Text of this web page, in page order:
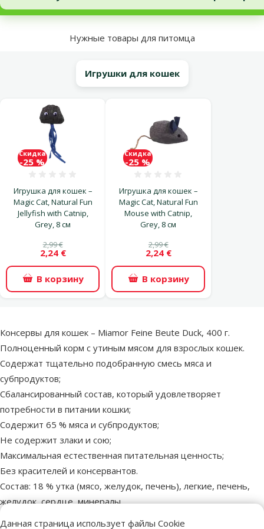
Данная страница использует файлы Cookie
Нужные товары для питомца
Игрушки для кошек
Игрушка для кошек –
Magic Cat, Natural Fun
Jellyfish with Catnip,
Grey, 8 см
2,99 €
2,24 €
Скидка
-25 %
В корзину
Игрушка для кошек –
Magic Cat, Natural Fun
Mouse with Catnip,
Grey, 8 см
2,99 €
2,24 €
Скидка
-25 %
В корзину
superzoo.product.detail.content
Консервы для кошек – Miamor Feine Beute Duck, 400 г.
Полноценный корм с утиным мясом для взрослых кошек.
Содержат тщательно подобранную смесь мяса и
субпродуктов;
Сбалансированный состав, который удовлетворяет
потребности в питании кошки;
Содержит 65 % мяса и субпродуктов;
Не содержит злаки и сою;
Максимальная естественная питательная ценность;
Без красителей и консервантов.
Состав: 18 % утка (мясо, желудок, печень), легкие, печень,
желудок, сердце, минералы.